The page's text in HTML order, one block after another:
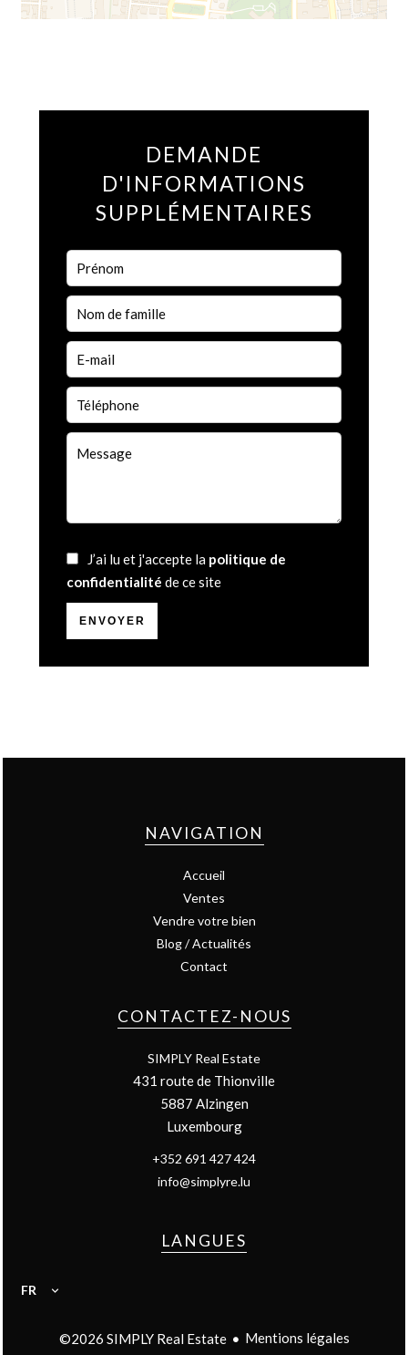
DEMANDE
D'INFORMATIONS
SUPPLÉMENTAIRES
J’ai lu et j'accepte la politique de
confidentialité de ce site
ENVOYER
NAVIGATION
Accueil
Ventes
Vendre votre bien
Blog / Actualités
Contact
CONTACTEZ-NOUS
SIMPLY Real Estate
431 route de Thionville
5887 Alzingen
Luxembourg
+352 691 427 424
info@simplyre.lu
LANGUES
FR
©2026 SIMPLY Real Estate
Mentions légales